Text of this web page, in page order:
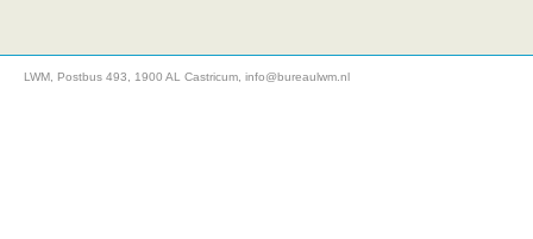
LWM, Postbus 493, 1900 AL Castricum, info@bureaulwm.nl